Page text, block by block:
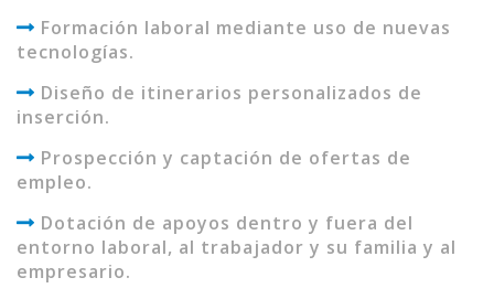
Formación laboral mediante uso de nuevas
tecnologías.
Diseño de itinerarios personalizados de
inserción.
Prospección y captación de ofertas de
empleo.
Dotación de apoyos dentro y fuera del
entorno laboral, al trabajador y su familia y al
empresario.